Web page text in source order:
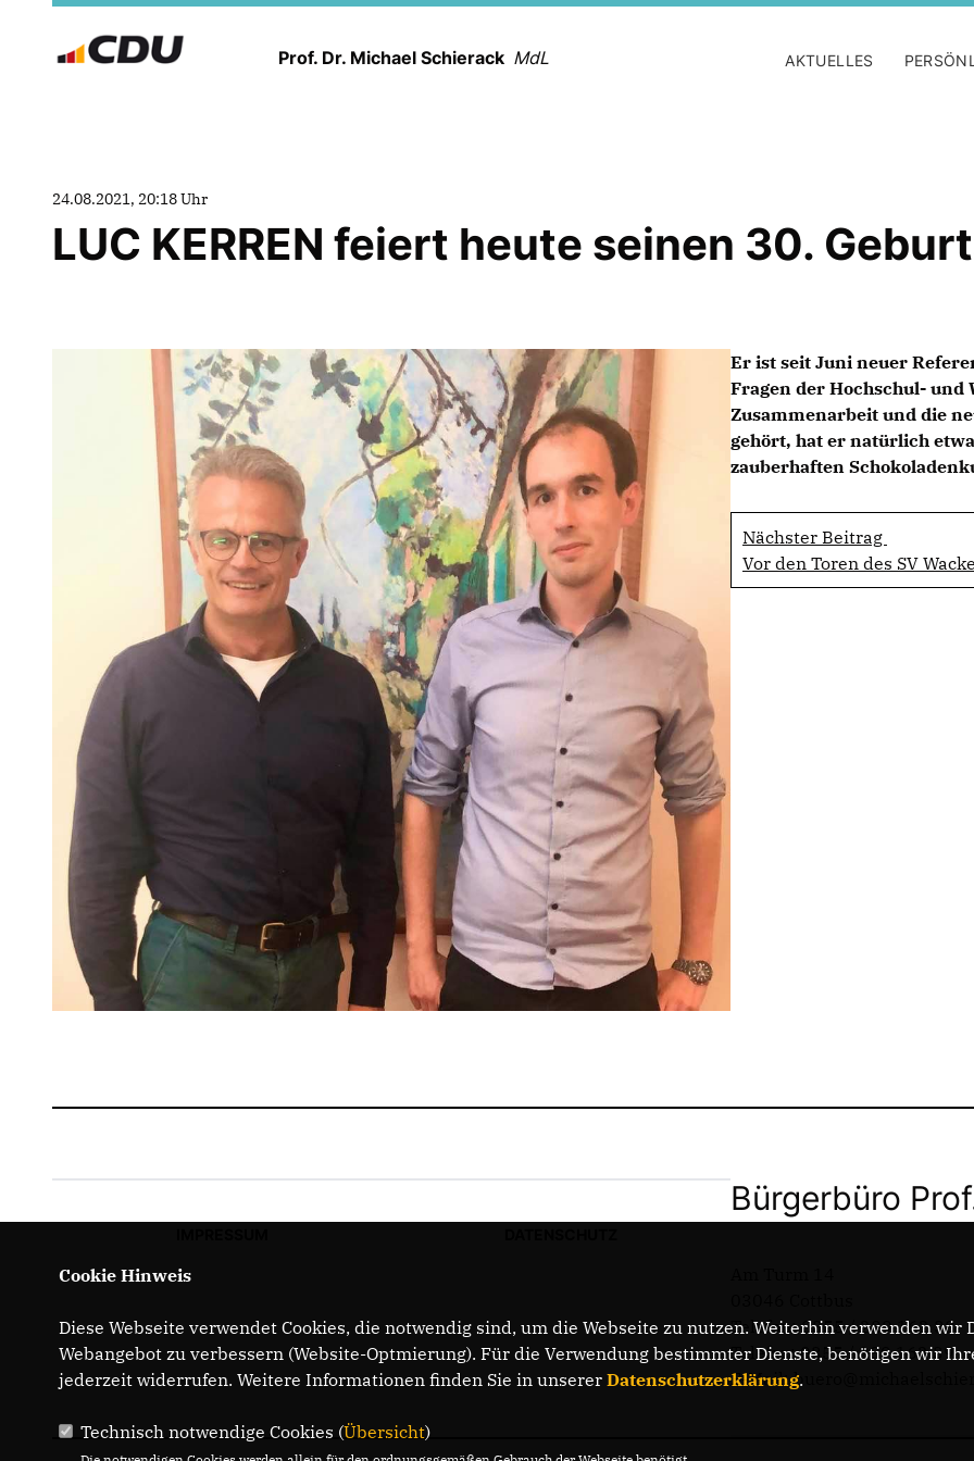
Prof. Dr. Michael Schierack MdL AKTUELLES
24.08.2021, 20:18 Uhr
LUC KERREN feiert heute seinen 30.
Er ist seit Juni neuer
Fragen der Hochschul-
Zusammenarbeit und die
gehört, hat er natürlich
zauberhaften
Nächster Beitrag
Vor den Toren des SV
Bürgerbüro
Telefon: 0355 / 289 162 38
Telefax: 0355 / 289 162 39
E-Mail:
Cookie Hinweis
Diese Webseite verwendet Cookies, die notwendig sind, um die Webseite zu nutzen. Weiterhin verwenden
Webangebot zu verbessern (Website-Optmierung). Für die Verwendung bestimmter Dienste, benötigen wir
jederzeit widerrufen. Weitere Informationen finden Sie in unserer Datenschutzerklärung.
Technisch notwendige Cookies (Übersicht)